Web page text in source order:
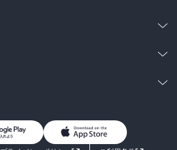
男子向けラノベ
お問い合わせ